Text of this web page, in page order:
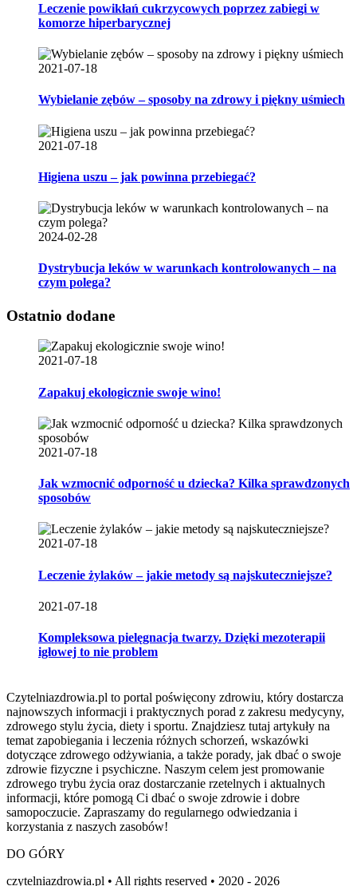
Leczenie powikłań cukrzycowych poprzez zabiegi w
komorze hiperbarycznej
2021-07-18
Wybielanie zębów – sposoby na zdrowy i piękny uśmiech
2021-07-18
Higiena uszu – jak powinna przebiegać?
2024-02-28
Dystrybucja leków w warunkach kontrolowanych – na
czym polega?
Ostatnio dodane
2021-07-18
Zapakuj ekologicznie swoje wino!
2021-07-18
Jak wzmocnić odporność u dziecka? Kilka sprawdzonych
sposobów
2021-07-18
Leczenie żylaków – jakie metody są najskuteczniejsze?
2021-07-18
Kompleksowa pielęgnacja twarzy. Dzięki mezoterapii
igłowej to nie problem
Czytelniazdrowia.pl to portal poświęcony zdrowiu, który dostarcza
najnowszych informacji i praktycznych porad z zakresu medycyny,
zdrowego stylu życia, diety i sportu. Znajdziesz tutaj artykuły na
temat zapobiegania i leczenia różnych schorzeń, wskazówki
dotyczące zdrowego odżywiania, a także porady, jak dbać o swoje
zdrowie fizyczne i psychiczne. Naszym celem jest promowanie
zdrowego trybu życia oraz dostarczanie rzetelnych i aktualnych
informacji, które pomogą Ci dbać o swoje zdrowie i dobre
samopoczucie. Zapraszamy do regularnego odwiedzania i
korzystania z naszych zasobów!
DO GÓRY
czytelniazdrowia.pl • All rights reserved • 2020 - 2026